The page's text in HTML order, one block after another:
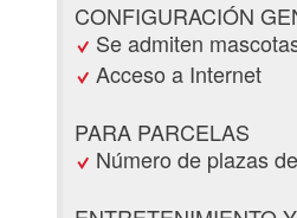
CONFIGURACIÓN
Se admiten
Acceso a Internet
PARA PARCELAS
Número de plazas